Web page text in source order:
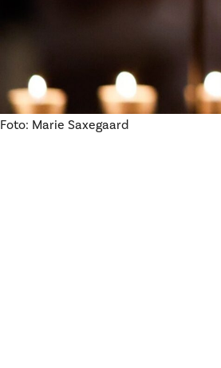
Foto: Marie Saxegaard